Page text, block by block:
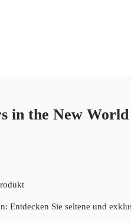
in the New
Entdecken Sie seltene und